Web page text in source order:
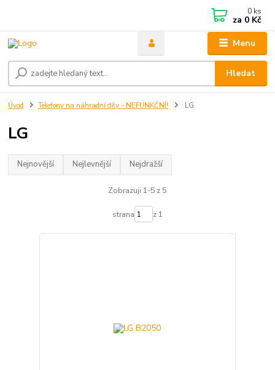
Menu
Hledat
0 ks
za 0 Kč
Úvod Telefony na náhradní díly - NEFUNKČNÍ! LG
LG
Nejnovější Nejlevnější Nejdražší
Zobrazuji 1-5 z 5
strana z 1